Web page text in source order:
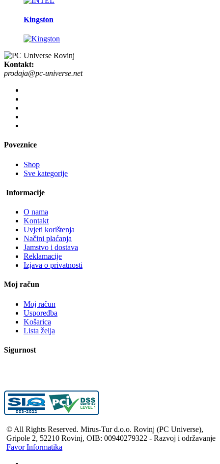
Kingston
Kontakt:
prodaja@pc-universe.net
Poveznice
Shop
Sve kategorije
Informacije
O nama
Kontakt
Uvjeti korištenja
Načini plaćanja
Jamstvo i dostava
Reklamacije
Izjava o privatnosti
Moj račun
Moj račun
Usporedba
Košarica
Lista želja
Sigurnost
© All Rights Reserved. Mirus-Tur d.o.o. Rovinj (PC Universe),
Gripole 2, 52210 Rovinj, OIB: 00940279322 - Razvoj i održavanje
Favor Informatika